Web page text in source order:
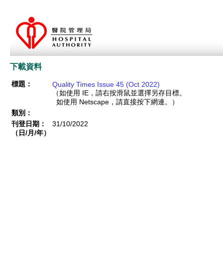
下載資料
標題：
Quality Times Issue 45 (Oct 2022)
（如使用 IE，請右按滑鼠並選擇另存目標。
如使用 Netscape，請直接按下網連。）
類別：
刊登日期：
（日/月/年）
31/10/2022